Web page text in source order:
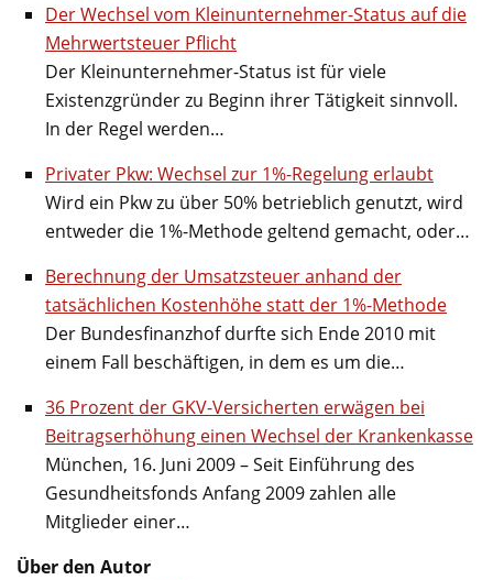
Der Wechsel vom Kleinunternehmer-Status auf die
Mehrwertsteuer Pflicht
Der Kleinunternehmer-Status ist für viele
Existenzgründer zu Beginn ihrer Tätigkeit sinnvoll.
In der Regel werden…
Privater Pkw: Wechsel zur 1%-Regelung erlaubt
Wird ein Pkw zu über 50% betrieblich genutzt, wird
entweder die 1%-Methode geltend gemacht, oder…
Berechnung der Umsatzsteuer anhand der
tatsächlichen Kostenhöhe statt der 1%-Methode
Der Bundesfinanzhof durfte sich Ende 2010 mit
einem Fall beschäftigen, in dem es um die…
36 Prozent der GKV-Versicherten erwägen bei
Beitragserhöhung einen Wechsel der Krankenkasse
München, 16. Juni 2009 – Seit Einführung des
Gesundheitsfonds Anfang 2009 zahlen alle
Mitglieder einer…
Über den Autor